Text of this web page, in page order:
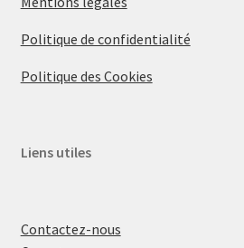
Politique de confidentialité
Politique des Cookies
Liens utiles
Contactez-nous